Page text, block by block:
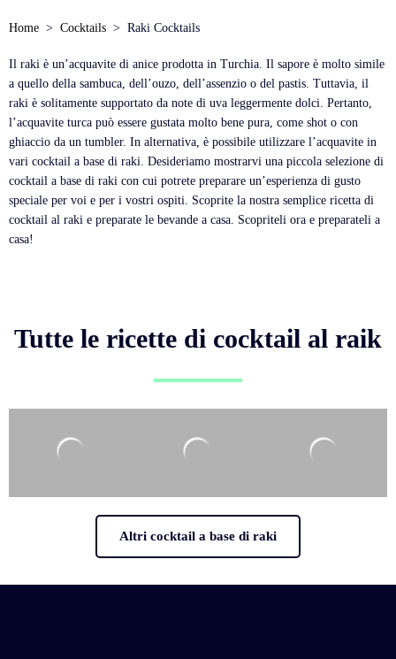
Home Cocktails Raki Cocktails
Il raki è un’acquavite di anice prodotta in Turchia. Il sapore è molto simile
a quello della sambuca, dell’ouzo, dell’assenzio o del pastis. Tuttavia, il
raki è solitamente supportato da note di uva leggermente dolci. Pertanto,
l’acquavite turca può essere gustata molto bene pura, come shot o con
ghiaccio da un tumbler. In alternativa, è possibile utilizzare l’acquavite in
vari cocktail a base di raki. Desideriamo mostrarvi una piccola selezione di
cocktail a base di raki con cui potrete preparare un’esperienza di gusto
speciale per voi e per i vostri ospiti. Scoprite la nostra semplice ricetta di
cocktail al raki e preparate le bevande a casa. Scopriteli ora e preparateli a
casa!
Tutte le ricette di cocktail al raik
Altri cocktail a base di raki